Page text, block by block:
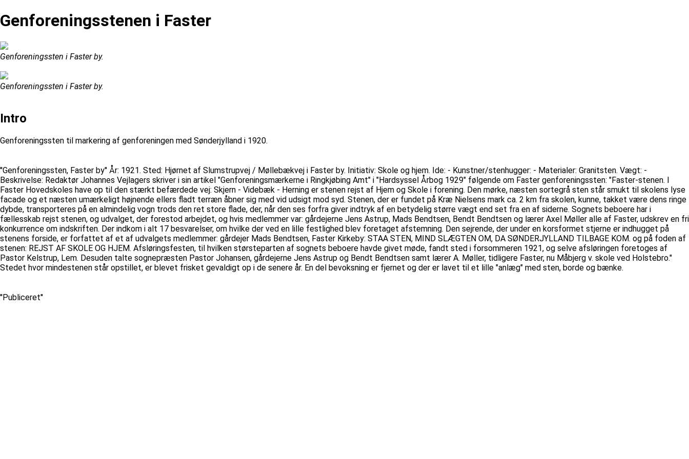
Genforeningsstenen i Faster
Genforeningssten i Faster by.
Genforeningssten i Faster by.
Intro
Genforeningssten til markering af genforeningen med Sønderjylland i 1920.
''Genforeningssten, Faster by'' År: 1921. Sted: Hjørnet af Slumstrupvej / Møllebækvej i Faster by. Initiativ: Skole og hjem. Ide: - Kunstner/stenhugger: - Materialer: Granitsten. Vægt: -
Beskrivelse: Redaktør Johannes Vejlagers skriver i sin artikel "Genforeningsmærkerne i Ringkjøbing Amt" i "Hardsyssel Årbog 1929" følgende om Faster genforeningssten: "Faster-stenen. I
Faster Hovedskoles have op til den stærkt befærdede vej: Skjern - Videbæk - Herning er stenen rejst af Hjem og Skole i forening. Den mørke, næsten sortegrå sten står smukt til skolens lyse
facade og et næsten umærkeligt højnende ellers fladt terræn åbner sig med vid udsigt mod syd. Stenen, der er fundet på Kræ Nielsens mark ca. 2 km fra skolen, kunne, takket være dens ringe
dybde, transporteres på en almindelig vogn trods den ret store flade, der, når den ses forfra giver indtryk af en betydelig større vægt end set fra en af siderne. Sognets beboere har i
fællesskab rejst stenen, og udvalget, der forestod arbejdet, og hvis medlemmer var: gårdejerne Jens Astrup, Mads Bendtsen, Bendt Bendtsen og lærer Axel Møller alle af Faster, udskrev en fri
konkurrence om indskriften. Der indkom i alt 17 besvarelser, om hvilke der ved en lille festlighed blev foretaget afstemning. Den sejrende, der under en korsformet stjerne er indhugget på
stenens forside, er forfattet af et af udvalgets medlemmer: gårdejer Mads Bendtsen, Faster Kirkeby: STAA STEN, MIND SLÆGTEN OM, DA SØNDERJYLLAND TILBAGE KOM. og på foden af
stenen: REJST AF SKOLE OG HJEM. Afsløringsfesten, til hvilken størsteparten af sognets beboere havde givet møde, fandt sted i forsommeren 1921, og selve afsløringen foretoges af
Pastor Kelstrup, Lem. Desuden talte sognepræsten Pastor Johansen, gårdejerne Jens Astrup og Bendt Bendtsen samt lærer A. Møller, tidligere Faster, nu Måbjerg v. skole ved Holstebro."
Stedet hvor mindestenen står opstillet, er blevet frisket gevaldigt op i de senere år. En del bevoksning er fjernet og der er lavet til et lille "anlæg" med sten, borde og bænke.
''Publiceret''